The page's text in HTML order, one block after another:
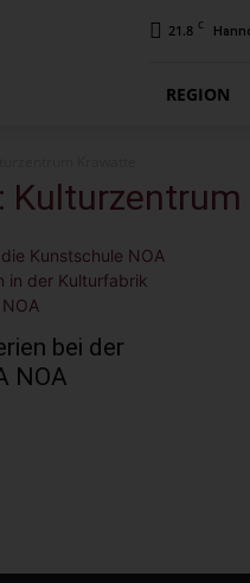
21.8 C
REGION
bei der
NOA